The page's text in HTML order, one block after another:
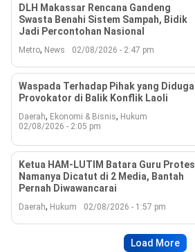
DLH Makassar Rencana Gandeng
Swasta Benahi Sistem Sampah, Bidik
Jadi Percontohan Nasional
Metro, News 02/08/2026 - 2:47 pm
Waspada Terhadap Pihak yang Diduga
Provokator di Balik Konflik Laoli
Daerah, Ekonomi & Bisnis, Hukum
02/08/2026 - 2:05 pm
Ketua HAM-LUTIM Batara Guru Protes
Namanya Dicatut di 2 Media, Bantah
Pernah Diwawancarai
Daerah, Hukum 02/08/2026 - 1:57 pm
Load More